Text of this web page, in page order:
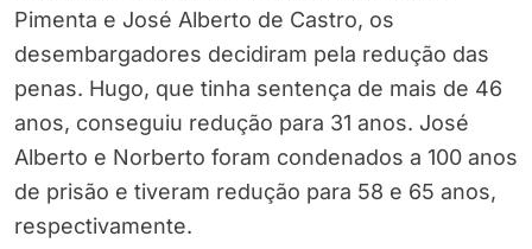
Pimenta e José Alberto de Castro, os
desembargadores decidiram pela redução das
penas. Hugo, que tinha sentença de mais de 46
anos, conseguiu redução para 31 anos. José
Alberto e Norberto foram condenados a 100 anos
de prisão e tiveram redução para 58 e 65 anos,
respectivamente.